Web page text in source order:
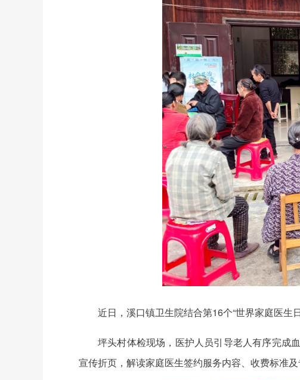
近日，溪口镇卫生院结合第16个“世界家庭医生
坪头村体检现场，医护人员引导老人有序完成
宣传折页，解读家庭医生签约服务内容、收费标准及